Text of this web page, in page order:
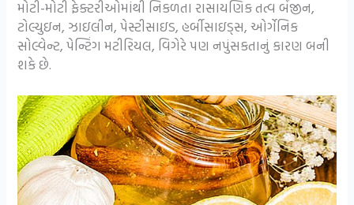
મોટી-મોટી ફેક્ટરીઓમાંથી નિકળતા રાસાયણિક તત્વ બેંજીન,
ટોલ્યુઇન, ઝાઇલીન, પેસ્ટીસાઇડ, હર્બીસાઇડ્સ, ઓર્ગેનિક
સોલ્વેન્ટ, પેન્ટિંગ મટીરિયલ, વિગેરે પણ નપુંસકતાનું કારણ બની
શકે છે.